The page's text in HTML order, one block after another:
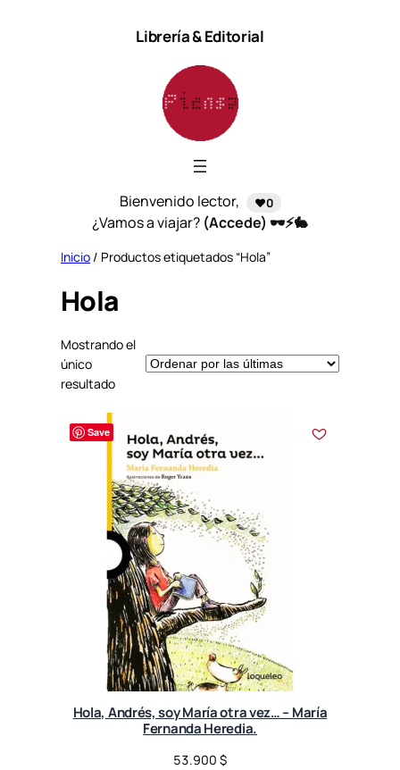
Librería & Editorial
Bienvenido lector, ❤️0
¿Vamos a viajar? (Accede) 🕶️⚡🐇
Inicio / Productos etiquetados “Hola”
Hola
Mostrando el
único
resultado
Save
Hola, Andrés, soy María otra vez… – María
Fernanda Heredia.
53.900 $